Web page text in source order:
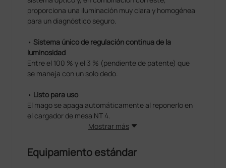
proporciona una iluminación muy clara y homogénea
para un diagnóstico seguro.
• Sistema único de regulación continua de la
luminosidad
Entre el 100 % y el 3 % (pendiente de patente) que
se maneja con un solo dedo.
• Listo para uso
El mago se apaga automáticamente al reponerlo en
el cargador de mesa NT 4.
Mostrar más
Equipamiento estándar